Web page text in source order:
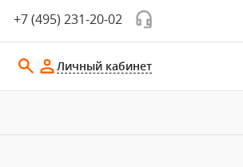
+7 (495) 231-20-02
Личный кабинет